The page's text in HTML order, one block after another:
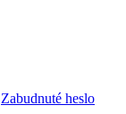
Zabudnuté heslo